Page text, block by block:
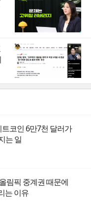
코인 6만7천 달러가
는 일
림픽 중계권 때문에
는 이유